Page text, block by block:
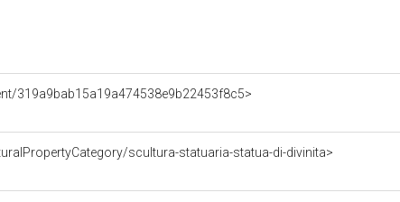
319a9bab15a19a474538e9b22453f8c5>
scultura-statuaria-statua-di-divinita>